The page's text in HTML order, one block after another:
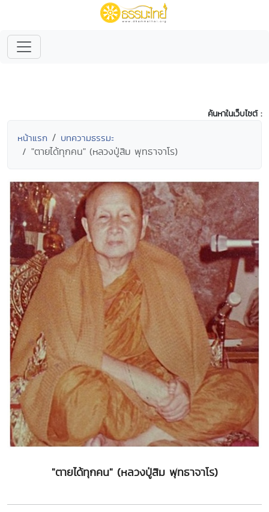
ค้นหาในเว็บไซต์ :
หน้าแรก บทความธรรมะ
"ตายได้ทุกคน" (หลวงปู่สิม พุทธาจาโร)
"ตายได้ทุกคน" (หลวงปู่สิม พุทธาจาโร)